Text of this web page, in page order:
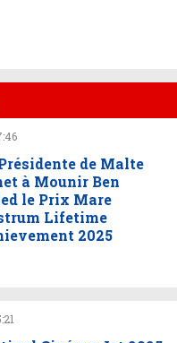
de Malte
à Mounir Ben
le Prix Mare
Lifetime
2025